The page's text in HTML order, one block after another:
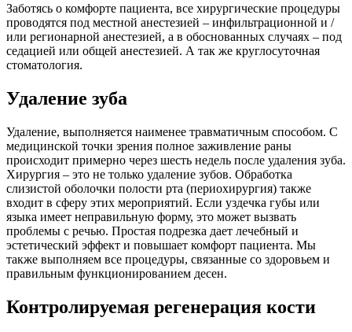
Заботясь о комфорте пациента, все хирургические процедуры
проводятся под местной анестезией – инфильтрационной и /
или регионарной анестезией, а в обоснованных случаях – под
седацией или общей анестезией. А так же круглосуточная
стоматология.
Удаление зуба
Удаление, выполняется наименее травматичным способом. С
медицинской точки зрения полное заживление раны
происходит примерно через шесть недель после удаления зуба.
Хирургия – это не только удаление зубов. Обработка
слизистой оболочки полости рта (периохирургия) также
входит в сферу этих мероприятий. Если уздечка губы или
языка имеет неправильную форму, это может вызвать
проблемы с речью. Простая подрезка дает лечебный и
эстетический эффект и повышает комфорт пациента. Мы
также выполняем все процедуры, связанные со здоровьем и
правильным функционированием десен.
Контролируемая регенерация кости